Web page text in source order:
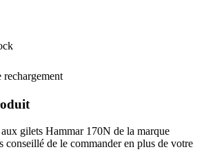
gilets Hammar 170N de la marque
conseillé de le commander en plus de votre